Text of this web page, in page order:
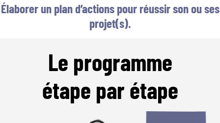
Élaborer un plan d’actions pour réussir son ou ses
projet(s).
Le programme
étape par étape